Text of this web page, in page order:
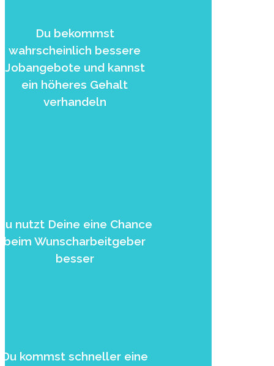
Du bekommst
wahrscheinlich bessere
Jobangebote und kannst
ein höheres Gehalt
verhandeln
nutzt Deine eine Chance
beim Wunscharbeitgeber
besser
Du kommst schneller eine